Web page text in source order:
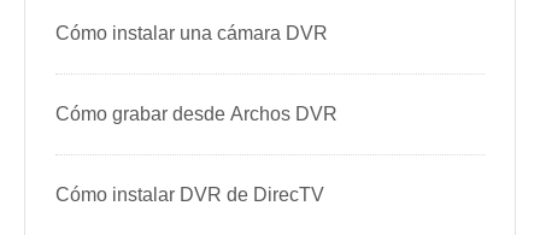
Cómo instalar una cámara DVR
Cómo grabar desde Archos DVR
Cómo instalar DVR de DirecTV